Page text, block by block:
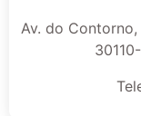
Av. do